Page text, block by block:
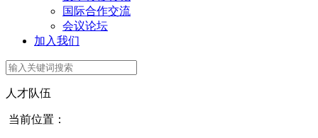
国际合作交流
会议论坛
加入我们
人才队伍
当前位置：